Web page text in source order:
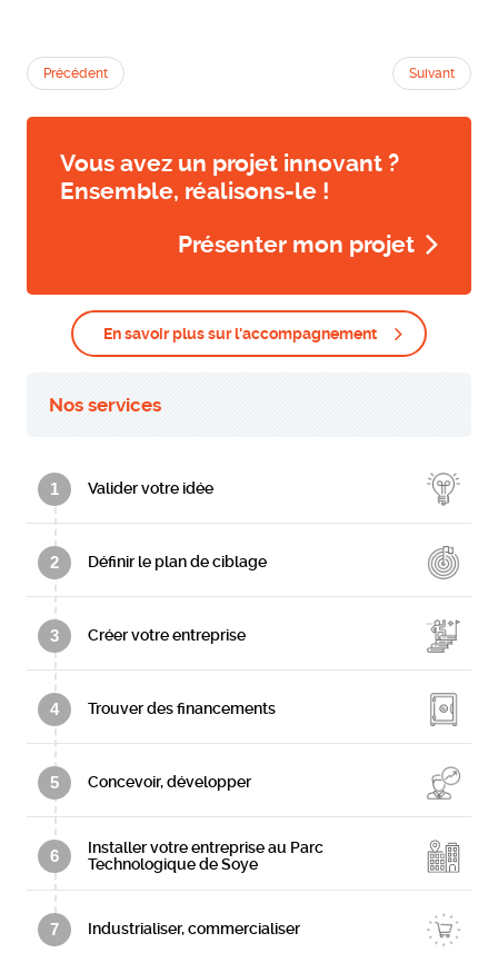
Précédent Suivant
Vous avez un projet innovant ?
Ensemble, réalisons-le !
Présenter mon projet
En savoir plus sur l'accompagnement
Nos services
1 Valider votre idée
2 Définir le plan de ciblage
3 Créer votre entreprise
4 Trouver des financements
5 Concevoir, développer
6
Installer votre entreprise au Parc
Technologique de Soye
7 Industrialiser, commercialiser